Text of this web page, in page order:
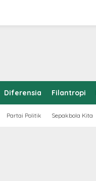
Diferensia Filantropi
Partai Politik Sepakbola Kita